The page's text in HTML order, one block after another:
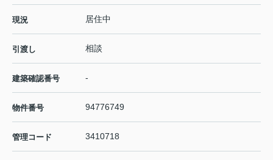
現況 居住中
引渡し 相談
建築確認番号 -
物件番号 94776749
管理コード 3410718